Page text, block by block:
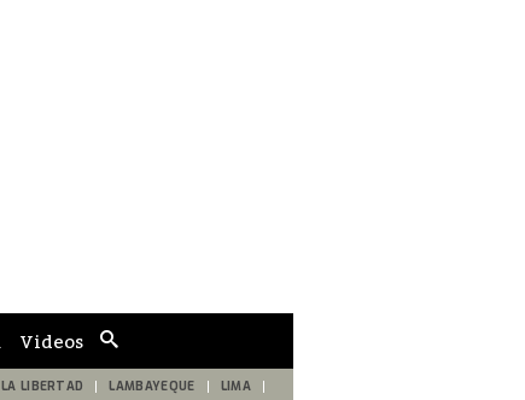
de
búsqueda
Videos
LA LIBERTAD LAMBAYEQUE LIMA